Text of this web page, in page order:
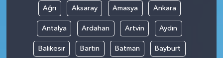
Ağrı Aksaray Amasya Ankara
Antalya Ardahan Artvin Aydın
Balıkesir Bartın Batman Bayburt